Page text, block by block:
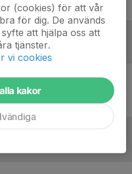
skrivet
(cookies) för att vår
för dig. De används
att hjälpa oss att
tjänster.
vi cookies
kakor